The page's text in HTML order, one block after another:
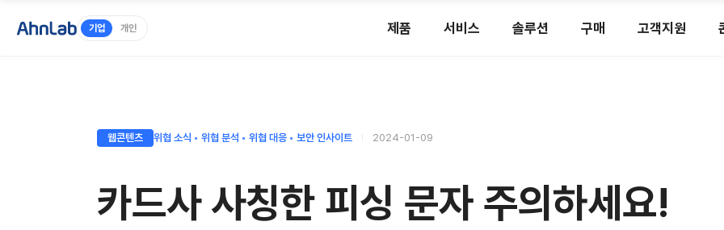
기업 개인 제품 서비스 솔루션 구매 고객지원
웹콘텐츠 위협 소식 ◦ 위협 분석 ◦ 위협 대응 ◦ 보안 인사이트 2024-01-09
카드사 사칭한 피싱 문자 주의하세요!